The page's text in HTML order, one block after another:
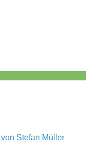
Stefan Müller